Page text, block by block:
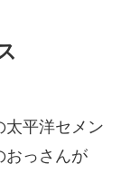
太平洋セメン
おっさんが